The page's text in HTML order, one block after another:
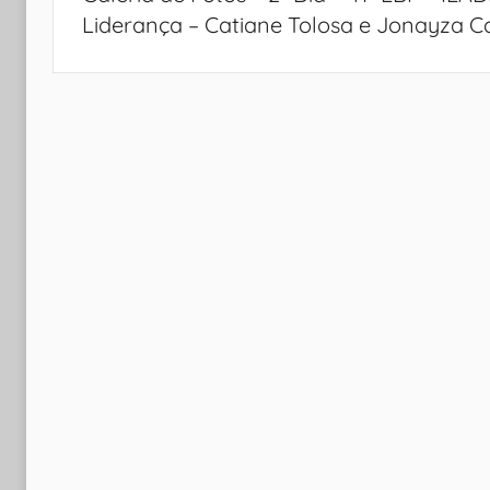
Post
Liderança – Catiane Tolosa e Jonayza